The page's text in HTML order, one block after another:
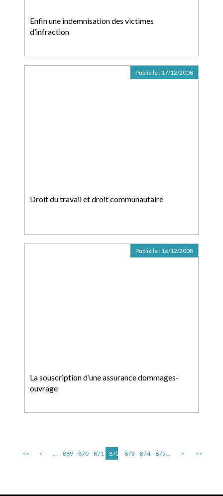
Enfin une indemnisation des victimes
d’infraction
Droit du travail et droit communautaire
Publié le : 17/12/2008
La souscription d’une assurance dommages-
ouvrage
Publié le : 16/12/2008
<< < ... 869 870 871 872 873 874 875... > >>